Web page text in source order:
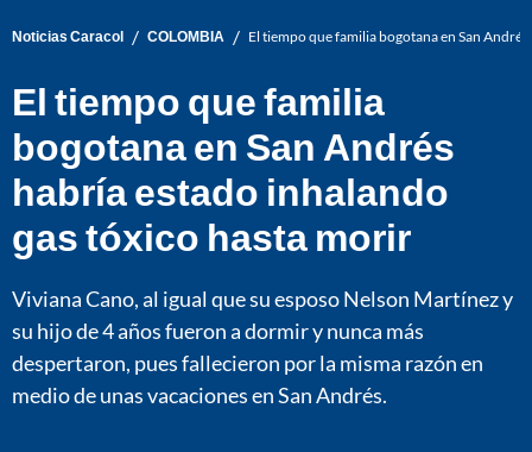
Noticias Caracol / COLOMBIA / El tiempo que familia bogotana en San
El tiempo que familia
bogotana en San Andrés
habría estado inhalando
gas tóxico hasta morir
Viviana Cano, al igual que su esposo Nelson Martínez y
su hijo de 4 años fueron a dormir y nunca más
despertaron, pues fallecieron por la misma razón en
medio de unas vacaciones en San Andrés.